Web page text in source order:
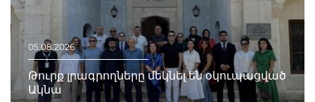
05.08.2026
Թուրք լրագրողները մեկնել են օկուպացված
Ակնա